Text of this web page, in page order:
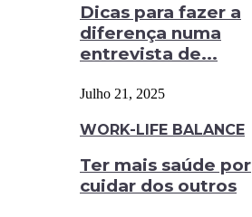
Dicas para fazer a
diferença numa
entrevista de...
Julho 21, 2025
WORK-LIFE BALANCE
Ter mais saúde por
cuidar dos outros